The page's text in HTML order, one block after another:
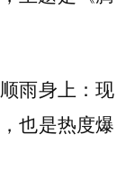
雨身上：现
也是热度爆